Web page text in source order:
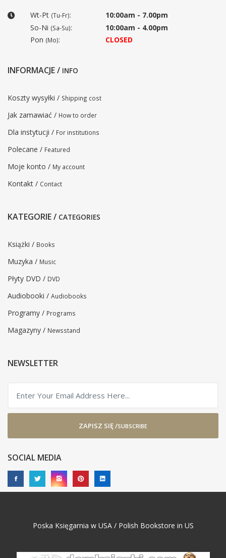
Wt-Pt (Tu-Fr):
10:00am - 7.00pm
So-Ni (Sa-Su):
10:00am - 4.00pm
Pon (Mo): CLOSED
INFORMACJE / INFO
Koszty wysyłki / Shipping cost
Jak zamawiać / How to order
Dla instytucji / For institutions
Polecane / Featured
Moje konto / My account
Kontakt / Contact
KATEGORIE / CATEGORIES
Książki / Books
Muzyka / Music
Płyty DVD / DVD
Audiobooki / Audiobooks
Programy / Programs
Magazyny / Newsstand
NEWSLETTER
ZAPISZ SIĘ /SUBSCRIBE
SOCIAL MEDIA
Poska Księgarnia w USA / Polish Bookstore in US